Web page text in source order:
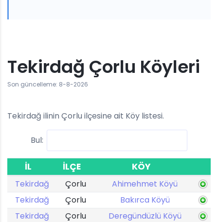
Tekirdağ Çorlu Köyleri
Son güncelleme: 8-8-2026
Tekirdağ ilinin Çorlu ilçesine ait Köy listesi.
Bul:
İL İLÇE KÖY
Tekirdağ Çorlu
Ahimehmet Köyü
Tekirdağ
Çorlu
Bakırca Köyü
Tekirdağ
Çorlu
Deregündüzlü Köyü